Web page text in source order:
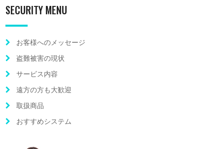
SECURITY MENU
お客様へのメッセージ
盗難被害の現状
サービス内容
遠方の方も大歓迎
取扱商品
おすすめシステム